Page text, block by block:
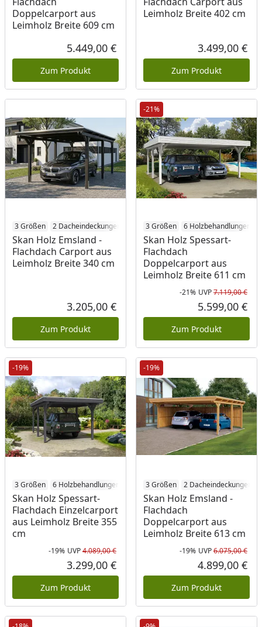
Doppelcarport aus
Leimholz Breite 609 cm
Aktueller Preis
5.449,00 €
Zum Produkt
Leimholz Breite 402 cm
3.499,00 €
Zum Produkt
3 Größen 2 Dacheindeckungen 6 Holzbehandlungen
Skan Holz Emsland -
Flachdach Carport aus
Leimholz Breite 340 cm
Aktueller Preis
3.205,00 €
Zum Produkt
-21%
3 Größen 6 Holzbehandlungen
Skan Holz Spessart-
Flachdach
Doppelcarport aus
Leimholz Breite 611 cm
-21% UVP7.119,00 €
5.599,00 €
Zum Produkt
-19%
3 Größen 6 Holzbehandlungen
Skan Holz Spessart-
Flachdach Einzelcarport
aus Leimholz Breite 355
cm
Rabatt in Prozent
-19%
Ursprünglicher Preis
UVP4.089,00 €
Aktueller Preis
3.299,00 €
Zum Produkt
-19%
3 Größen 2 Dacheindeckungen
Skan Holz Emsland -
Flachdach
Doppelcarport aus
Leimholz Breite 613 cm
-19% UVP6.075,00 €
4.899,00 €
Zum Produkt